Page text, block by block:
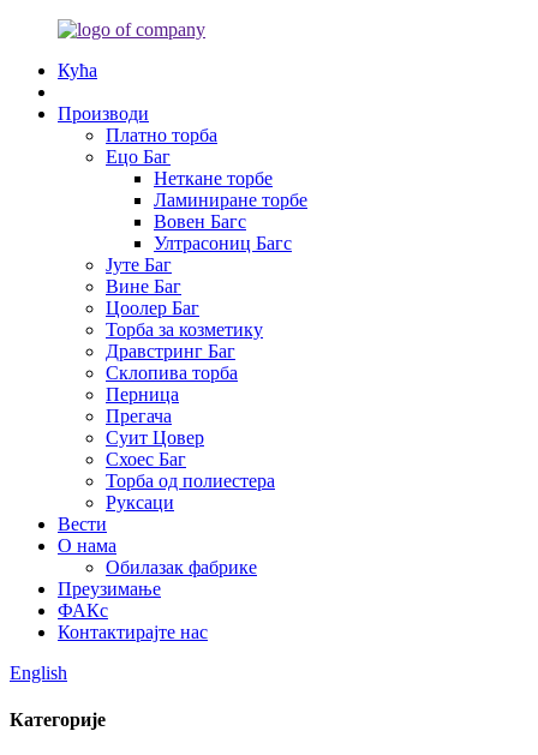
Кућа
Производи
Платно торба
Ецо Баг
Неткане торбе
Ламиниране торбе
Вовен Багс
Ултрасониц Багс
Јуте Баг
Вине Баг
Цоолер Баг
Торба за козметику
Дравстринг Баг
Склопива торба
Перница
Прегача
Суит Цовер
Схоес Баг
Торба од полиестера
Руксаци
Вести
О нама
Обилазак фабрике
Преузимање
ФАКс
Контактирајте нас
English
Категорије